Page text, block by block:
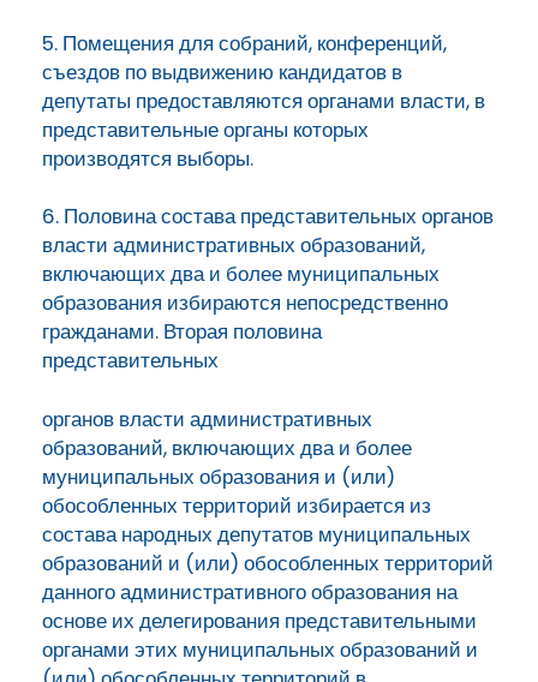
5. Помещения для собраний, конференций,
съездов по выдвижению кандидатов в
депутаты предоставляются органами власти, в
представительные органы которых
производятся выборы.
6. Половина состава представительных органов
власти административных образований,
включающих два и более муниципальных
образования избираются непосредственно
гражданами. Вторая половина
представительных
органов власти административных
образований, включающих два и более
муниципальных образования и (или)
обособленных территорий избирается из
состава народных депутатов муниципальных
образований и (или) обособленных территорий
данного административного образования на
основе их делегирования представительными
органами этих муниципальных образований и